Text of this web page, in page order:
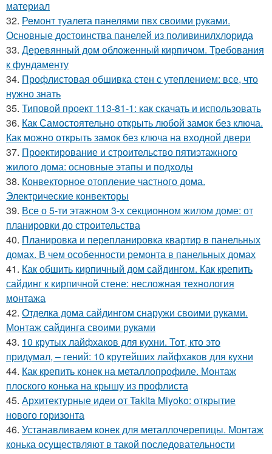
материал
32. Ремонт туалета панелями пвх своими руками.
Основные достоинства панелей из поливинилхлорида
33. Деревянный дом обложенный кирпичом. Требования
к фундаменту
34. Профлистовая обшивка стен с утеплением: все, что
нужно знать
35. Типовой проект 113-81-1: как скачать и использовать
36. Как Самостоятельно открыть любой замок без ключа.
Как можно открыть замок без ключа на входной двери
37. Проектирование и строительство пятиэтажного
жилого дома: основные этапы и подходы
38. Конвекторное отопление частного дома.
Электрические конвекторы
39. Все о 5-ти этажном 3-х секционном жилом доме: от
планировки до строительства
40. Планировка и перепланировка квартир в панельных
домах. В чем особенности ремонта в панельных домах
41. Как обшить кирпичный дом сайдингом. Как крепить
сайдинг к кирпичной стене: несложная технология
монтажа
42. Отделка дома сайдингом снаружи своими руками.
Монтаж сайдинга своими руками
43. 10 крутых лайфхаков для кухни. Тот, кто это
придумал, – гений: 10 крутейших лайфхаков для кухни
44. Как крепить конек на металлопрофиле. Монтаж
плоского конька на крышу из профлиста
45. Архитектурные идеи от Takita Miyoko: открытие
нового горизонта
46. Устанавливаем конек для металлочерепицы. Монтаж
конька осуществляют в такой последовательности